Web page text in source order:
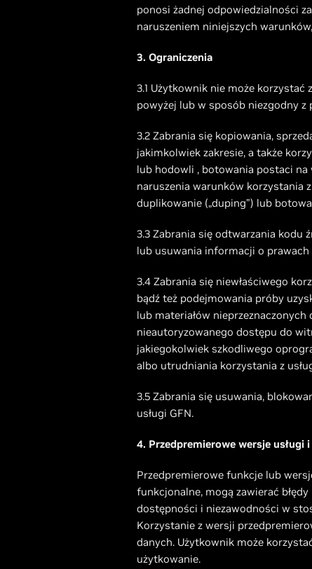
ponosi żadnej odpowiedzialności
naruszeniem niniejszych
3. Ograniczenia
3.1 Użytkownik nie może korzystać
powyżej lub w sposób niezgodny
3.2 Zabrania się kopiowania,
jakimkolwiek zakresie, a także
lub hodowli , botowania postaci
naruszenia warunków korzystania
duplikowanie („duping”) lub
3.3 Zabrania się odtwarzania kodu
lub usuwania informacji o prawach
3.4 Zabrania się niewłaściwego
bądź też podejmowania próby
lub materiałów
nieautoryzowanego dostępu do
jakiegokolwiek szkodliwego
albo utrudniania korzystania z
3.5 Zabrania się usuwania,
usługi GFN.
4. Przedpremierowe wersje usługi
Przedpremierowe funkcje lub
funkcjonalne, mogą zawierać
dostępności i niezawodności w
Korzystanie z wersji
danych. Użytkownik może
użytkowanie.